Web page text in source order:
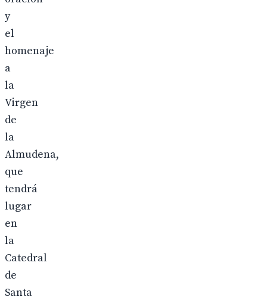
y
el
homenaje
a
la
Virgen
de
la
Almudena,
que
tendrá
lugar
en
la
Catedral
de
Santa